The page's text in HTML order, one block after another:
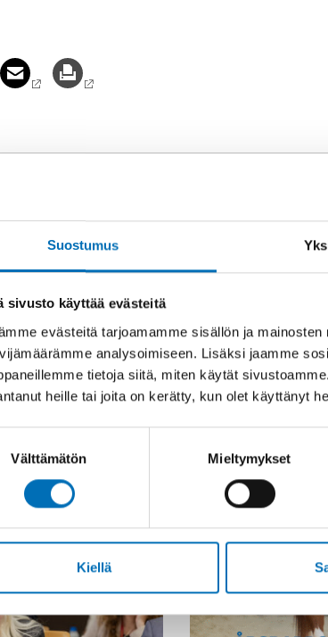
Suostumus
sivusto käyttää evästeitä
evästeitä tarjoamamme sisällön ja
analysoimiseen. Lisäksi jaamme
tietoja siitä, miten käytät
heille tai joita on kerätty, kun olet käyttänyt
Välttämätön Mieltymykset
Kiellä
Asiaan